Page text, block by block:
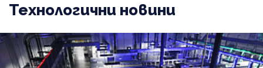
Технологични новини